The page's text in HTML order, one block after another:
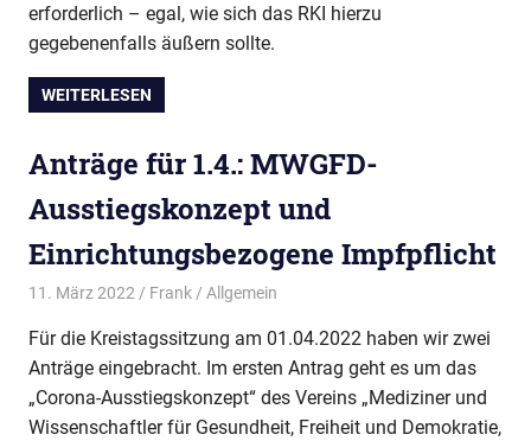
erforderlich – egal, wie sich das RKI hierzu
gegebenenfalls äußern sollte.
WEITERLESEN
Anträge für 1.4.: MWGFD-
Ausstiegskonzept und
Einrichtungsbezogene Impfpflicht
11. März 2022 Frank Allgemein
Für die Kreistagssitzung am 01.04.2022 haben wir zwei
Anträge eingebracht. Im ersten Antrag geht es um das
„Corona-Ausstiegskonzept“ des Vereins „Mediziner und
Wissenschaftler für Gesundheit, Freiheit und Demokratie,